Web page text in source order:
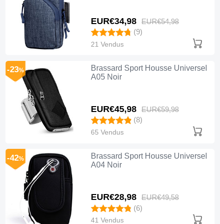
EUR€34,98 EUR€54,98
(9)
21 Vendus
Brassard Sport Housse Universel
A05 Noir
EUR€45,98 EUR€59,98
-23%
(8)
65 Vendus
Brassard Sport Housse Universel
A04 Noir
EUR€28,98 EUR€49,58
-42%
(6)
41 Vendus